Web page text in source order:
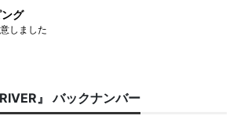
グ
しました
』 バックナンバー